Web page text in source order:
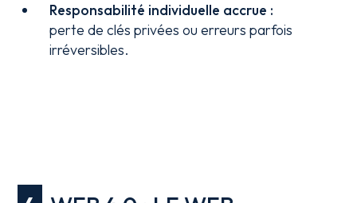
Responsabilité individuelle accrue :
perte de clés privées ou erreurs parfois
irréversibles.